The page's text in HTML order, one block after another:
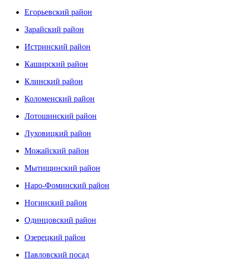
Егорьевский район
Зарайский район
Истринский район
Каширский район
Клинский район
Коломенский район
Лотошинский район
Луховицкий район
Можайский район
Мытищинский район
Наро-Фоминский район
Ногинский район
Одинцовский район
Озерецкий район
Павловский посад